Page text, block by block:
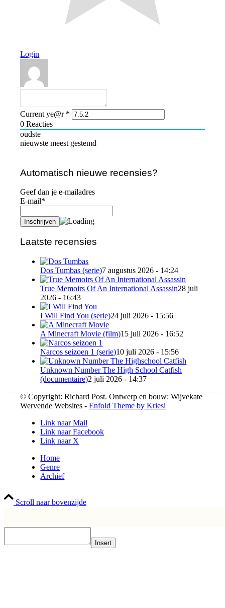
Login
Current ye@r *
0 Reacties
oudste
nieuwste meest gestemd
Automatisch nieuwe recensies?
Geef dan je e-mailadres
E-mail*
Laatste recensies
Dos Tumbas (serie)7 augustus 2026 - 14:24
True Memoirs Of An International Assassin28 juli
2026 - 16:43
I Will Find You (serie)24 juli 2026 - 15:56
A Minecraft Movie (film)15 juli 2026 - 16:52
Narcos seizoen 1 (serie)10 juli 2026 - 15:56
Unknown Number The High School Catfish
(documentaire)2 juli 2026 - 14:37
© Copyright: Richard Post. Ontwerp en bouw: Wijvekate
Wervende Websites -Enfold Theme by Kriesi
Link naar Mail
Link naar Facebook
Link naar X
Home
Genre
Archief
Scroll naar bovenzijde
Insert